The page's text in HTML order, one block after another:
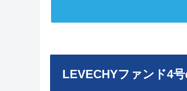
LEVECHYファンド4